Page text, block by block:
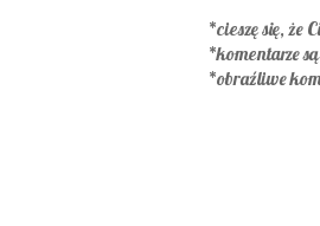
*cieszę się, że
*komentarze
*obraźliwe